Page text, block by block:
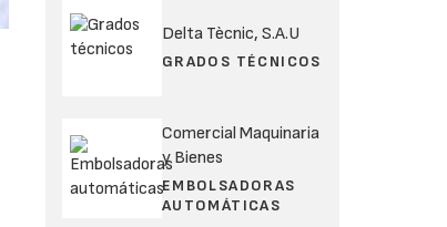
Delta Tècnic, S.A.U
GRADOS TÉCNICOS
Comercial Maquinaria
y Bienes
EMBOLSADORAS
AUTOMÁTICAS